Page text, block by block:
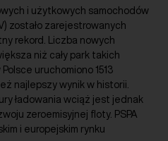
i użytkowych samochodów
zostało zarejestrowanych
rekord. Liczba nowych
niż cały park takich
uruchomiono 1513
najlepszy wynik w historii.
ładowania wciąż jest jednak
zeroemisyjnej floty. PSPA
i europejskim rynku